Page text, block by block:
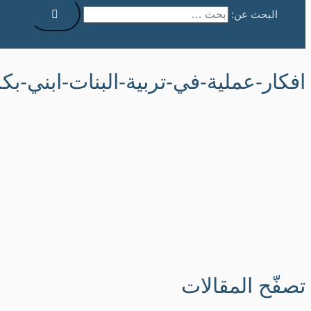
البحث عن:
افكار-عملية-في-تربية-البنات-ابني-
تصفّح المقالات